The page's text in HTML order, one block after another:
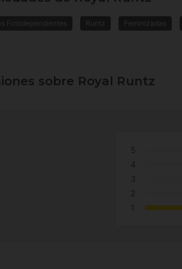
Fotodependientes Runtz Feminizadas
sobre Royal Runtz
5
4
3
2
1